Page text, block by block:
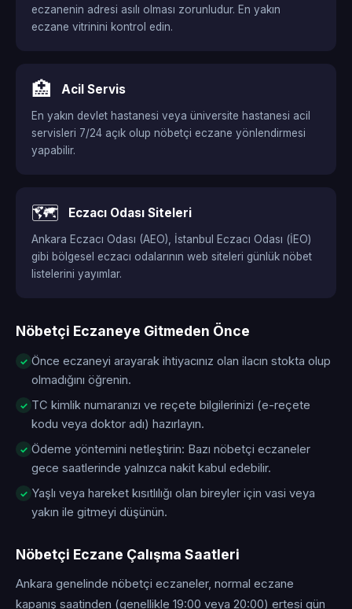
eczanenin adresi asılı olması zorunludur. En yakın
eczane vitrinini kontrol edin.
🏥 Acil Servis
En yakın devlet hastanesi veya üniversite hastanesi acil
servisleri 7/24 açık olup nöbetçi eczane yönlendirmesi
yapabilir.
🗺️ Eczacı Odası Siteleri
Ankara Eczacı Odası (AEO), İstanbul Eczacı Odası (İEO)
gibi bölgesel eczacı odalarının web siteleri günlük nöbet
listelerini yayımlar.
Nöbetçi Eczaneye Gitmeden Önce
Önce eczaneyi arayarak ihtiyacınız olan ilacın stokta olup
olmadığını öğrenin.
TC kimlik numaranızı ve reçete bilgilerinizi (e-reçete
kodu veya doktor adı) hazırlayın.
Ödeme yöntemini netleştirin: Bazı nöbetçi eczaneler
gece saatlerinde yalnızca nakit kabul edebilir.
Yaşlı veya hareket kısıtlılığı olan bireyler için vasi veya
yakın ile gitmeyi düşünün.
Nöbetçi Eczane Çalışma Saatleri
Ankara genelinde nöbetçi eczaneler, normal eczane
kapanış saatinden (genellikle 19:00 veya 20:00) ertesi gün